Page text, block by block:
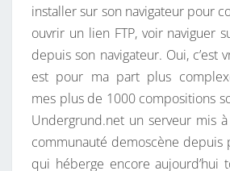
installer sur son navigateur pour
ouvrir un lien FTP, voir naviguer
depuis son navigateur. Oui, c’est
est pour ma part plus
mes plus de 1000 compositions
Undergrund.net un serveur mis
communauté demoscène depuis
qui héberge encore